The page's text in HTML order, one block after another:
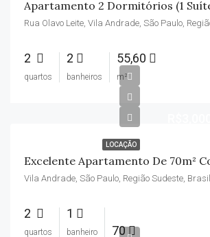
2
quartos
2
banheiros
55,60
m²
LOCAÇÃO
Vila Andrade, São Paulo, Região Sudeste, Brasil
2
quartos
1
banheiro 70